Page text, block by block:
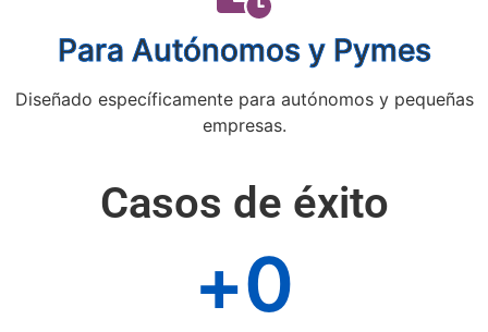
Para Autónomos y Pymes
Diseñado específicamente para autónomos y pequeñas
empresas.
Casos de éxito
+0